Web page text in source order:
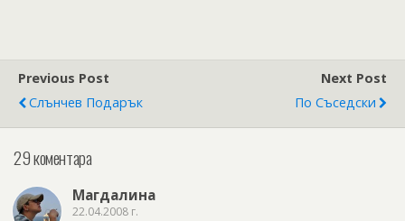
Previous Post
Слънчев Подарък
Next Post
По Съседски
29 коментара
Магдалина
22.04.2008 г.